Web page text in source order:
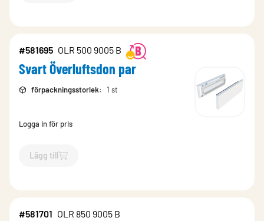
#581695 OLR 500 9005 B
Svart Överluftsdon par
förpackningsstorlek: 1 st
Logga in för pris
Lägg till
`$Lägg till
#581701 OLR 850 9005 B